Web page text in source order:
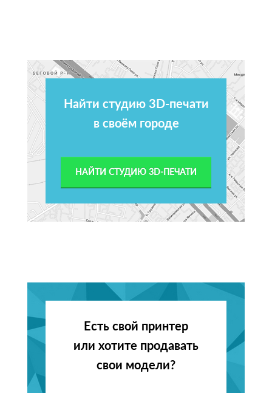
Найти студию 3D-печати
в своём городе
НАЙТИ СТУДИЮ 3D-ПЕЧАТИ
Есть свой принтер
или хотите продавать
свои модели?